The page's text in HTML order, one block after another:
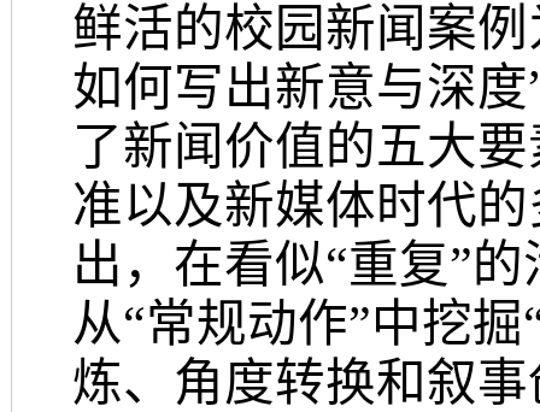
鲜活的校园新闻 案
如何写出新意与深
了新闻价值的五大
准以及新媒体时代
出，在看似“重复”
从“常规动作”中挖
炼、角度转换和叙